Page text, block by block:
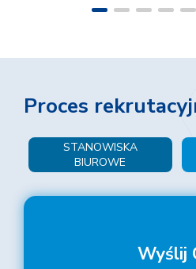
Proces
STANOWISKA
BIUROWE
Wyślij